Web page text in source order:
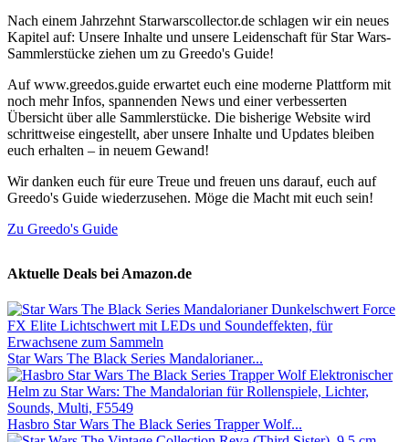
Nach einem Jahrzehnt Starwarscollector.de schlagen wir ein neues
Kapitel auf: Unsere Inhalte und unsere Leidenschaft für Star Wars-
Sammlerstücke ziehen um zu Greedo's Guide!
Auf www.greedos.guide erwartet euch eine moderne Plattform mit
noch mehr Infos, spannenden News und einer verbesserten
Übersicht über alle Sammlerstücke. Die bisherige Website wird
schrittweise eingestellt, aber unsere Inhalte und Updates bleiben
euch erhalten – in neuem Gewand!
Wir danken euch für eure Treue und freuen uns darauf, euch auf
Greedo's Guide wiederzusehen. Möge die Macht mit euch sein!
Zu Greedo's Guide
Aktuelle Deals bei Amazon.de
Star Wars The Black Series Mandalorianer...
Hasbro Star Wars The Black Series Trapper Wolf...